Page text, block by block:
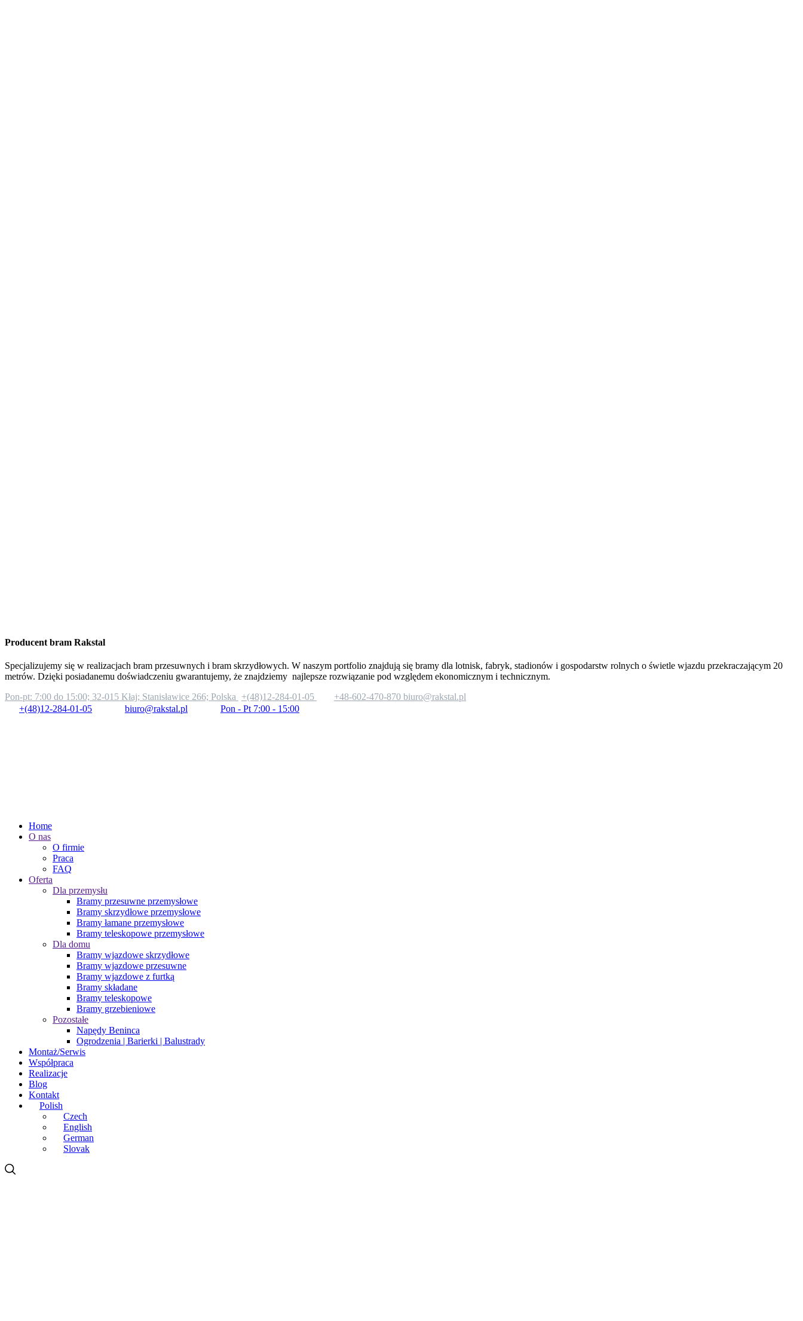
Producent bram Rakstal
Specjalizujemy się w realizacjach bram przesuwnych i bram skrzydłowych. W naszym portfolio znajdują się bramy dla lotnisk, fabryk, stadionów i gospodarstw rolnych o świetle wjazdu przekraczającym 20
metrów. Dzięki posiadanemu doświadczeniu gwarantujemy, że znajdziemy najlepsze rozwiązanie pod względem ekonomicznym i technicznym.
Pon-pt: 7:00 do 15:00; 32-015 Kłaj; Stanisławice 266; Polska +(48)12-284-01-05 +48-602-470-870 biuro@rakstal.pl
+(48)12-284-01-05
biuro@rakstal.pl Pon - Pt 7:00 - 15:00
Home
O nas
O firmie
Praca
FAQ
Oferta
Dla przemysłu
Bramy przesuwne przemysłowe
Bramy skrzydłowe przemysłowe
Bramy łamane przemysłowe
Bramy teleskopowe przemysłowe
Dla domu
Bramy wjazdowe skrzydłowe
Bramy wjazdowe przesuwne
Bramy wjazdowe z furtką
Bramy składane
Bramy teleskopowe
Bramy grzebieniowe
Pozostałe
Napędy Beninca
Ogrodzenia | Barierki | Balustrady
Montaż/Serwis
Współpraca
Realizacje
Blog
Kontakt
Polish
Czech
English
German
Slovak